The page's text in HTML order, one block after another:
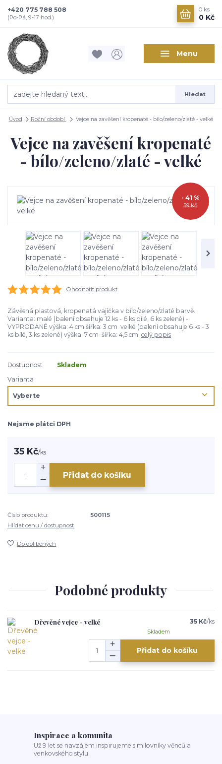
Menu
Hledat
+420 775 788 508
(Po-Pá, 9-17 hod.)
0 ks
0 Kč
Úvod Roční období Vejce na zavěšení kropenaté - bílo/zeleno/zlaté - velké
Vejce na zavěšení kropenaté
- bílo/zeleno/zlaté - velké
59 Kč
- 41 %
Ohodnotit produkt
Závěsná plastová, kropenatá vajíčka v bílo/zeleno/zlaté barvě.
Varianta: malé (balení obsahuje 12 ks - 6 ks bílé, 6 ks zelené) -
VYPRODANÉ výška: 4 cm šířka: 3 cm velké (balení obsahuje 6 ks - 3
ks bílé, 3 ks zelené) výška: 7 cm šířka: 4,5 cm celý popis
Dostupnost
Skladem
Varianta
Nejsme plátci DPH
35 Kč/ks
Přidat do košíku
Číslo produktu:
500115
Hlídat cenu / dostupnost
Do oblíbených
Podobné produkty
Dřevěné vejce - velké 35 Kč/ks
Skladem
Přidat do košíku
Inspirace a komunita
Už 9 let se navzájem inspirujeme s milovníky věnců a
venkovského stylu.